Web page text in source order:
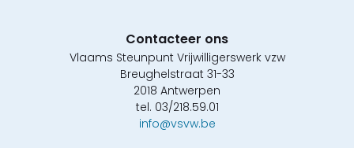
Contacteer ons
Vlaams Steunpunt Vrijwilligerswerk vzw
Breughelstraat 31-33
2018 Antwerpen
tel. 03/218.59.01
info@vsvw.be